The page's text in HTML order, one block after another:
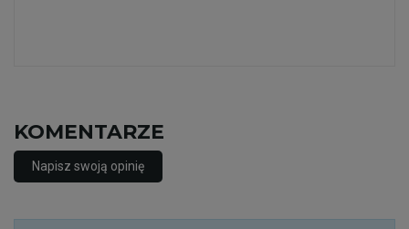
KOMENTARZE
Napisz swoją opinię